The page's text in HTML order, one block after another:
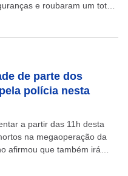
e roubaram um total
de parte dos
polícia nesta
a partir das 11h desta
na megaoperação da
afirmou que também irá